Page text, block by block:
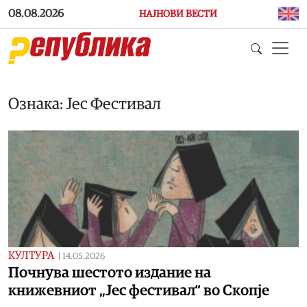
Skip to main content
08.08.2026 НАЈНОВИ ВЕСТИ
Ознака: Јес Фестивал
КУЛТУРА 14.05.2026
Почнува шестото издание на
книжевниот „Јес фестивал“ во Скопје